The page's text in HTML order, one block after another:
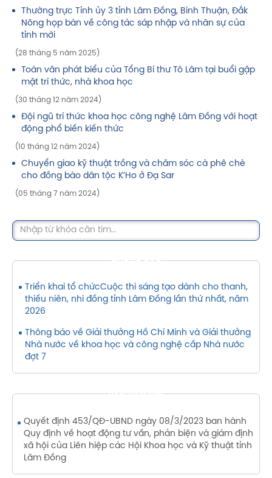
Thường trực Tỉnh ủy 3 tỉnh Lâm Đồng, Bình Thuận, Đắk
Nông họp bàn về công tác sáp nhập và nhân sự của
tỉnh mới
(28 tháng 5 năm 2025)
Toàn văn phát biểu của Tổng Bí thư Tô Lâm tại buổi gặp
mặt trí thức, nhà khoa học
(30 tháng 12 năm 2024)
Đội ngũ trí thức khoa học công nghệ Lâm Đồng với hoạt
động phổ biến kiến thức
(10 tháng 12 năm 2024)
Chuyển giao kỹ thuật trồng và chăm sóc cà phê chè
cho đồng bào dân tộc K’Ho ở Đạ Sar
(05 tháng 7 năm 2024)
THÔNG BÁO
Triển khai tổ chứcCuộc thi sáng tạo dành cho thanh,
thiếu niên, nhi đồng tỉnh Lâm Đồng lần thứ nhất, năm
2026
Thông báo về Giải thưởng Hồ Chí Minh và Giải thưởng
Nhà nước về khoa học và công nghệ cấp Nhà nước
đợt 7
VĂN BẢN MỚI
Quyết định 453/QĐ-UBND ngày 08/3/2023 ban hành
Quy định về hoạt động tư vấn, phản biện và giám định
xã hội của Liên hiệp các Hội Khoa học và Kỹ thuật tỉnh
Lâm Đồng